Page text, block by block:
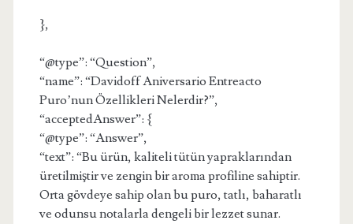
},
“@type”: “Question”,
“name”: “Davidoff Aniversario Entreacto
Puro’nun Özellikleri Nelerdir?”,
“acceptedAnswer”: {
“@type”: “Answer”,
“text”: “Bu ürün, kaliteli tütün yapraklarından
üretilmiştir ve zengin bir aroma profiline sahiptir.
Orta gövdeye sahip olan bu puro, tatlı, baharatlı
ve odunsu notalarla dengeli bir lezzet sunar.